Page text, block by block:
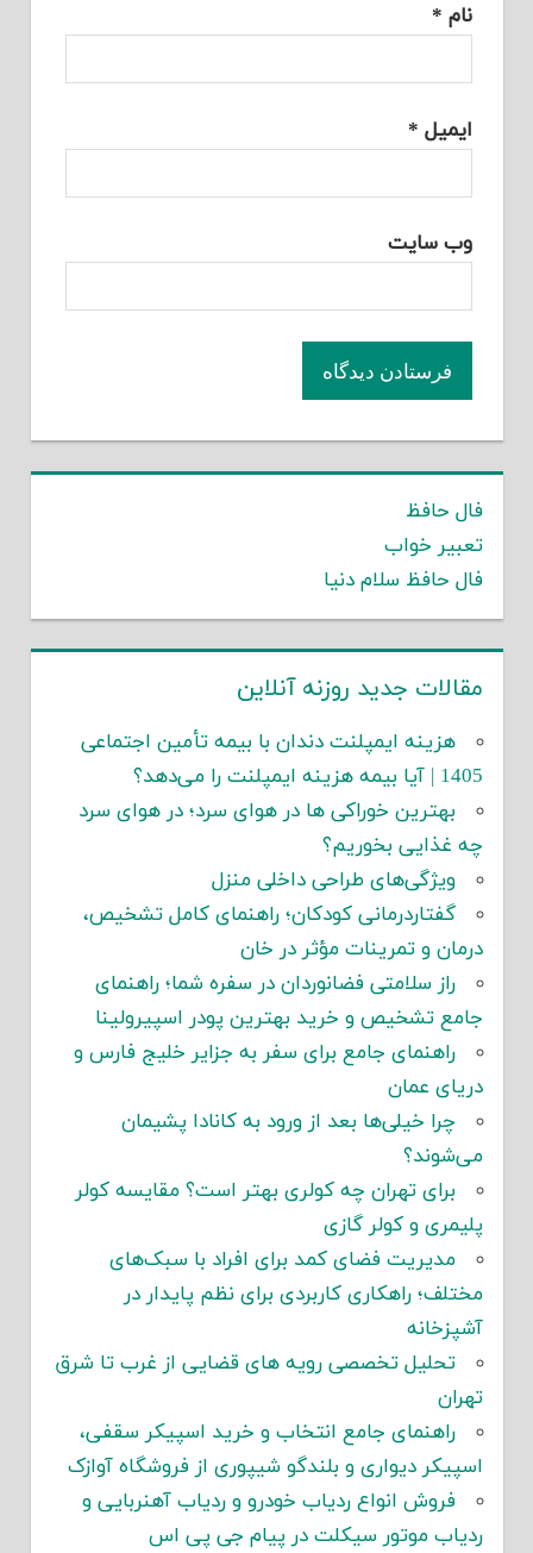
نام *
ایمیل *
وب‌ سایت
فال حافظ
تعبیر خواب
فال حافظ سلام دنیا
مقالات جدید روزنه آنلاین
هزینه ایمپلنت دندان با بیمه تأمین اجتماعی
1405 | آیا بیمه هزینه ایمپلنت را می‌دهد؟
بهترین خوراکی ها در هوای سرد؛ در هوای سرد
چه غذایی بخوریم؟
ویژگی‌های طراحی داخلی منزل
گفتاردرمانی کودکان؛ راهنمای کامل تشخیص،
درمان و تمرینات مؤثر در خان
راز سلامتی فضانوردان در سفره شما؛ راهنمای
جامع تشخیص و خرید بهترین پودر اسپیرولینا
راهنمای جامع برای سفر به جزایر خلیج فارس و
دریای عمان
چرا خیلی‌ها بعد از ورود به کانادا پشیمان
می‌شوند؟
برای تهران چه کولری بهتر است؟ مقایسه کولر
پلیمری و کولر گازی
مدیریت فضای کمد برای افراد با سبک‌های
مختلف؛ راهکاری کاربردی برای نظم پایدار در
آشپزخانه
تحلیل تخصصی رویه های قضایی از غرب تا شرق
تهران
راهنمای جامع انتخاب و خرید اسپیکر سقفی،
اسپیکر دیواری و بلندگو شیپوری از فروشگاه آوازک
فروش انواع ردیاب خودرو و ردیاب آهنربایی و
ردیاب موتور سیکلت در پیام جی پی اس